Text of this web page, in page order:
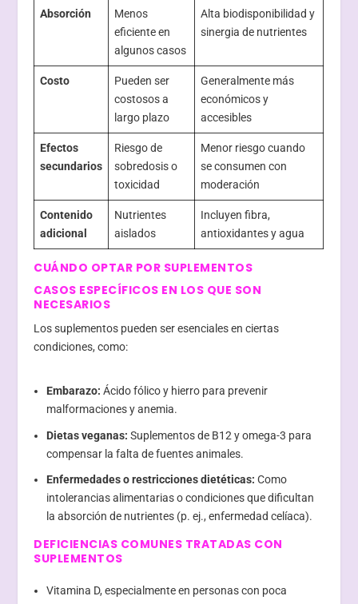
Absorción
Menos
eficiente en
algunos casos
Alta biodisponibilidad y
sinergia de nutrientes
Costo
Pueden ser
costosos a
largo plazo
Generalmente más
económicos y
accesibles
Efectos
secundarios
Riesgo de
sobredosis o
toxicidad
Menor riesgo cuando
se consumen con
moderación
Contenido
adicional
Nutrientes
aislados
Incluyen fibra,
antioxidantes y agua
CUÁNDO OPTAR POR SUPLEMENTOS
CASOS ESPECÍFICOS EN LOS QUE SON
NECESARIOS
Los suplementos pueden ser esenciales en ciertas
condiciones, como:
Embarazo: Ácido fólico y hierro para prevenir
malformaciones y anemia.
Dietas veganas: Suplementos de B12 y omega-3 para
compensar la falta de fuentes animales.
Enfermedades o restricciones dietéticas: Como
intolerancias alimentarias o condiciones que dificultan
la absorción de nutrientes (p. ej., enfermedad celíaca).
DEFICIENCIAS COMUNES TRATADAS CON
SUPLEMENTOS
Vitamina D, especialmente en personas con poca